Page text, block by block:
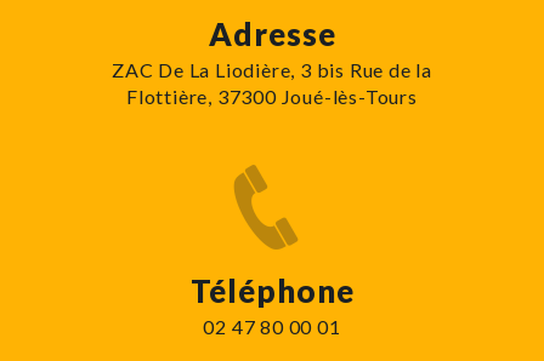
Adresse
ZAC De La Liodière, 3 bis Rue de la
Flottière, 37300 Joué-lès-Tours
Téléphone
02 47 80 00 01